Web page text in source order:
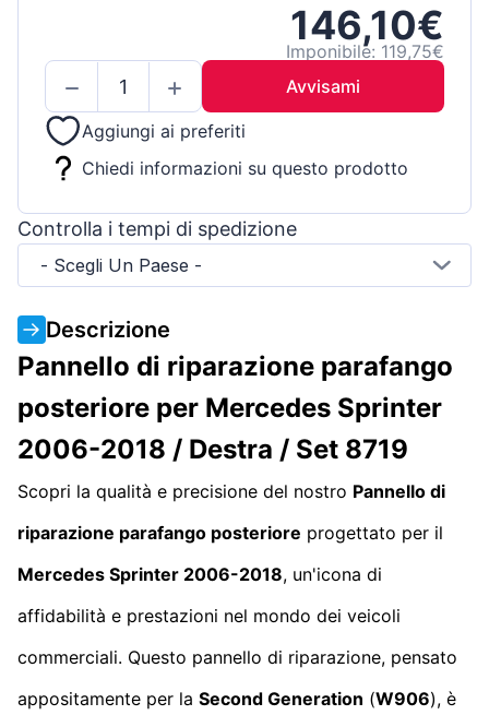
146,10€
Imponibile: 119,75€
Avvisami
Aggiungi ai preferiti
Chiedi informazioni su questo prodotto
Controlla i tempi di spedizione
- Scegli Un Paese -
Descrizione
Pannello di riparazione parafango
posteriore per Mercedes Sprinter
2006-2018 / Destra / Set 8719
Scopri la qualità e precisione del nostro Pannello di
riparazione parafango posteriore progettato per il
Mercedes Sprinter 2006-2018, un'icona di
affidabilità e prestazioni nel mondo dei veicoli
commerciali. Questo pannello di riparazione, pensato
appositamente per la Second Generation (W906), è